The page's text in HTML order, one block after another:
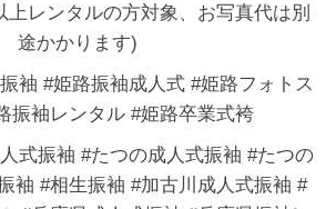
上レンタルの方対象、お写真代は別
途かかります)
袖 #姫路振袖成人式 #姫路フォトス
振袖レンタル #姫路卒業式袴
式振袖 #たつの成人式振袖 #たつの
袖 #相生振袖 #加古川成人式振袖 #